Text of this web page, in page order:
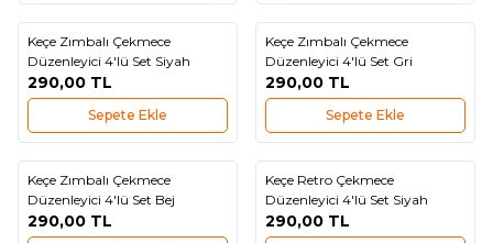
Yeni
Favorilere Ekle
Keçe Zımbalı Çekmece
Düzenleyici 4'lü Set Siyah
290,00 TL
Sepete Ekle
Yeni
Favorilere Ekle
Keçe Zımbalı Çekmece
Düzenleyici 4'lü Set Gri
290,00 TL
Sepete Ekle
Yeni
Favorilere Ekle
Keçe Zımbalı Çekmece
Düzenleyici 4'lü Set Bej
290,00 TL
Yeni
Favorilere Ekle
Keçe Retro Çekmece
Düzenleyici 4'lü Set Siyah
290,00 TL